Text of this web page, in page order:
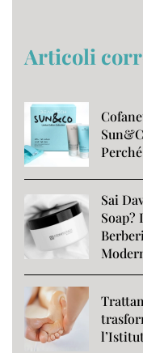
Articoli
Sai
Soap?